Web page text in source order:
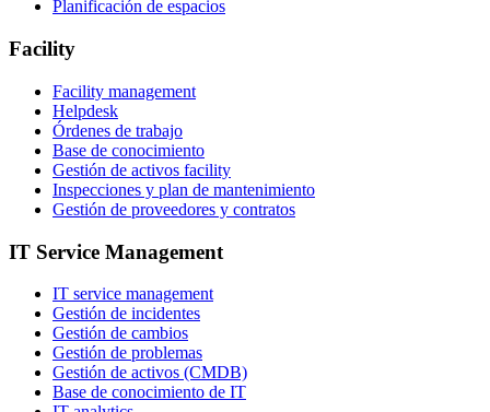
Planificación de espacios
Facility
Facility management
Helpdesk
Órdenes de trabajo
Base de conocimiento
Gestión de activos facility
Inspecciones y plan de mantenimiento
Gestión de proveedores y contratos
IT Service Management
IT service management
Gestión de incidentes
Gestión de cambios
Gestión de problemas
Gestión de activos (CMDB)
Base de conocimiento de IT